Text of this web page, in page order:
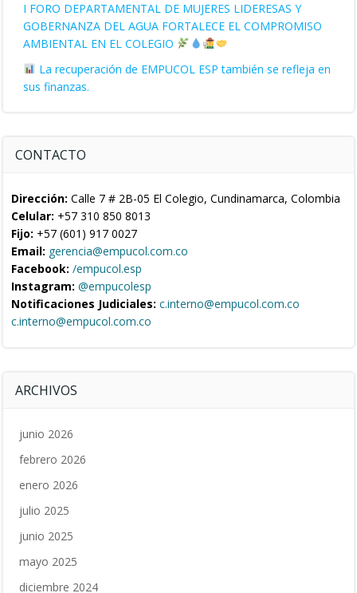
I FORO DEPARTAMENTAL DE MUJERES LIDERESAS Y
GOBERNANZA DEL AGUA FORTALECE EL COMPROMISO
AMBIENTAL EN EL COLEGIO
La recuperación de EMPUCOL ESP también se refleja en
sus finanzas.
CONTACTO
Dirección: Calle 7 # 2B-05 El Colegio, Cundinamarca, Colombia
Celular: +57 310 850 8013
Fijo: +57 (601) 917 0027
Email: gerencia@empucol.com.co
Facebook: /empucol.esp
Instagram: @empucolesp
Notificaciones Judiciales: c.interno@empucol.com.co
c.interno@empucol.com.co
ARCHIVOS
junio 2026
febrero 2026
enero 2026
julio 2025
junio 2025
mayo 2025
diciembre 2024